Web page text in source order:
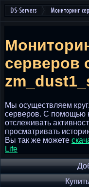
DS-Servers Мониторинг
серверов
Мы осуществляем
серверов. С помощью
отслеживать
просматривать
Вы так же можете
Life